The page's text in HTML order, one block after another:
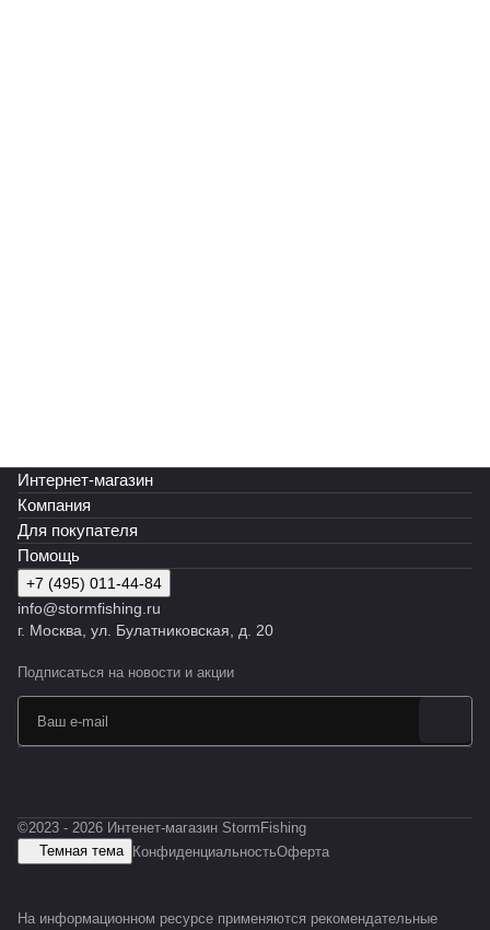
Интернет-магазин
Компания
Для покупателя
Помощь
+7 (495) 011-44-84
info@stormfishing.ru
г. Москва, ул. Булатниковская, д. 20
Подписаться на новости и акции
©2023 - 2026 Интенет-магазин StormFishing
Темная тема КонфиденциальностьОферта
На информационном ресурсе применяются рекомендательные